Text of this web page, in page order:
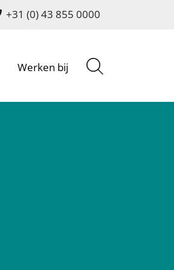
+31 (0) 43 855 0000
Werken bij